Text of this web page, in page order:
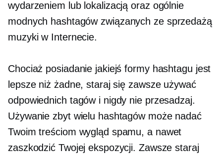
wydarzeniem lub lokalizacją oraz ogólnie
modnych hashtagów związanych ze sprzedażą
muzyki w Internecie.
Chociaż posiadanie jakiejś formy hashtagu jest
lepsze niż żadne, staraj się zawsze używać
odpowiednich tagów i nigdy nie przesadzaj.
Używanie zbyt wielu hashtagów może nadać
Twoim treściom wygląd spamu, a nawet
zaszkodzić Twojej ekspozycji. Zawsze staraj